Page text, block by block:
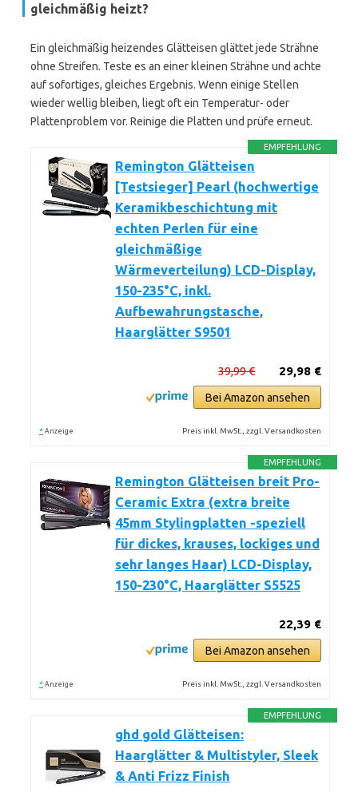
gleichmäßig heizt?
Ein gleichmäßig heizendes Glätteisen glättet jede Strähne
ohne Streifen. Teste es an einer kleinen Strähne und achte
auf sofortiges, gleiches Ergebnis. Wenn einige Stellen
wieder wellig bleiben, liegt oft ein Temperatur- oder
Plattenproblem vor. Reinige die Platten und prüfe erneut.
EMPFEHLUNG
Remington Glätteisen
[Testsieger] Pearl (hochwertige
Keramikbeschichtung mit
echten Perlen für eine
gleichmäßige
Wärmeverteilung) LCD-Display,
150-235°C, inkl.
Aufbewahrungstasche,
Haarglätter S9501
29,98 €
39,99 €
Bei Amazon ansehen
* Anzeige Preis inkl. MwSt., zzgl. Versandkosten
EMPFEHLUNG
Remington Glätteisen breit Pro-
Ceramic Extra (extra breite
45mm Stylingplatten -speziell
für dickes, krauses, lockiges und
sehr langes Haar) LCD-Display,
150-230°C, Haarglätter S5525
22,39 €
Bei Amazon ansehen
* Anzeige Preis inkl. MwSt., zzgl. Versandkosten
EMPFEHLUNG
ghd gold Glätteisen:
Haarglätter & Multistyler, Sleek
& Anti Frizz Finish